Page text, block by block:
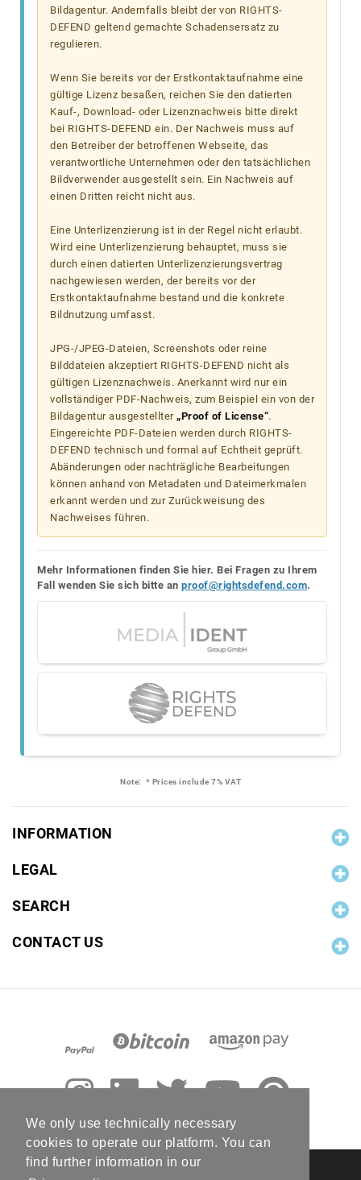
We only use technically necessary
cookies to operate our platform. You can
find further information in our
Bildagentur. Andernfalls bleibt der von RIGHTS-
DEFEND geltend gemachte Schadensersatz zu
regulieren.
Wenn Sie bereits vor der Erstkontaktaufnahme eine
gültige Lizenz besaßen, reichen Sie den datierten
Kauf-, Download- oder Lizenznachweis bitte direkt
bei RIGHTS-DEFEND ein. Der Nachweis muss auf
den Betreiber der betroffenen Webseite, das
verantwortliche Unternehmen oder den tatsächlichen
Bildverwender ausgestellt sein. Ein Nachweis auf
einen Dritten reicht nicht aus.
Eine Unterlizenzierung ist in der Regel nicht erlaubt.
Wird eine Unterlizenzierung behauptet, muss sie
durch einen datierten Unterlizenzierungsvertrag
nachgewiesen werden, der bereits vor der
Erstkontaktaufnahme bestand und die konkrete
Bildnutzung umfasst.
JPG-/JPEG-Dateien, Screenshots oder reine
Bilddateien akzeptiert RIGHTS-DEFEND nicht als
gültigen Lizenznachweis. Anerkannt wird nur ein
vollständiger PDF-Nachweis, zum Beispiel ein von der
Bildagentur ausgestellter „Proof of License“.
Eingereichte PDF-Dateien werden durch RIGHTS-
DEFEND technisch und formal auf Echtheit geprüft.
Abänderungen oder nachträgliche Bearbeitungen
können anhand von Metadaten und Dateimerkmalen
erkannt werden und zur Zurückweisung des
Nachweises führen.
Mehr Informationen finden Sie hier. Bei Fragen zu Ihrem
Fall wenden Sie sich bitte an proof@rightsdefend.com.
Note: * Prices include 7% VAT
INFORMATION
LEGAL
SEARCH
CONTACT US